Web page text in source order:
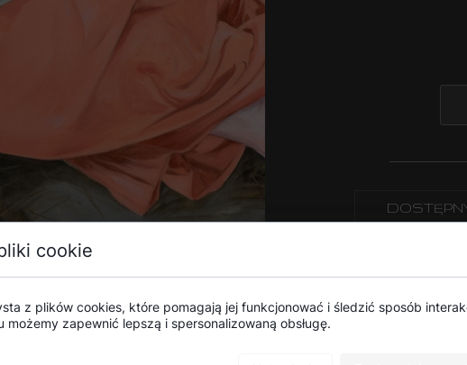
cookie
z plików cookies, które pomagają jej funkcjonować i śledzić sposób
możemy zapewnić lepszą i spersonalizowaną obsługę.